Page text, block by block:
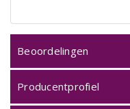
Beoordelingen
Producentprofiel